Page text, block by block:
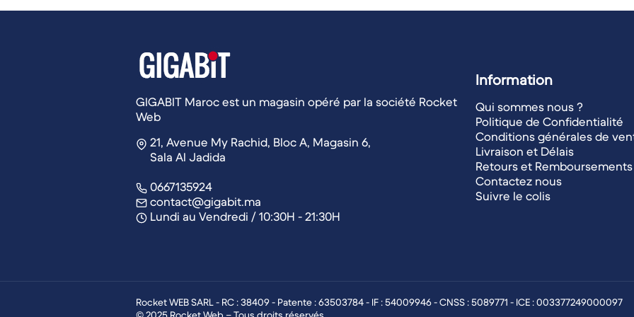
GIGABIT Maroc est un magasin opéré par la société Rocket
Web
21, Avenue My Rachid, Bloc A, Magasin 6,
Sala Al Jadida
0667135924
contact@gigabit.ma
Lundi au Vendredi / 10:30H - 21:30H
Information
Qui sommes nous ?
Politique de Confidentialité
Conditions générales de
Livraison et Délais
Retours et Remboursements
Contactez nous
Suivre le colis
Rocket WEB SARL - RC : 38409 - Patente : 63503784 - IF : 54009946 - CNSS : 5089771 - ICE : 003377249000097